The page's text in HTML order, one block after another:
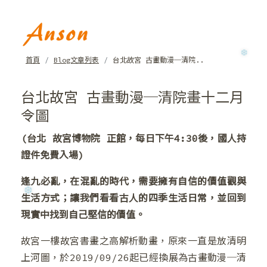
首頁 Blog文章列表 台北故宮 古畫動漫─清院..
台北故宮 古畫動漫─清院畫十二月
令圖
(台北 故宮博物院 正館，每日下午4:30後，國人持
證件免費入場)
逢九必亂，在混亂的時代，需要擁有自信的價值觀與
生活方式；讓我們看看古人的四季生活日常，並回到
現實中找到自己堅信的價值。
故宮一樓故宮書畫之高解析動畫，原來一直是放清明
上河圖，於2019/09/26起已經換展為古畫動漫─清